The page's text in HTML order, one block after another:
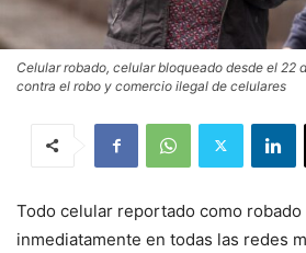
Celular robado, celular bloqueado desde el 22
contra el robo y comercio ilegal de celulares
Todo celular reportado como
inmediatamente en todas las redes